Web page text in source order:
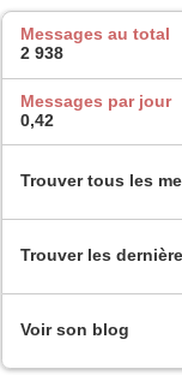
Messages au total
2 938
Messages par jour
0,42
Trouver tous les
Trouver les
Voir son blog